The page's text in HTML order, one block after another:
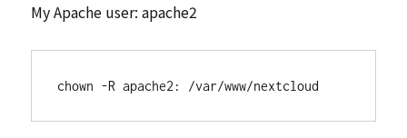
My Apache user: apache2
chown -R apache2: /var/www/nextcloud